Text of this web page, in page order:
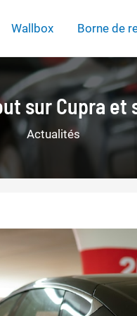
Wallbox Borne de
sur Cupra
Actualités